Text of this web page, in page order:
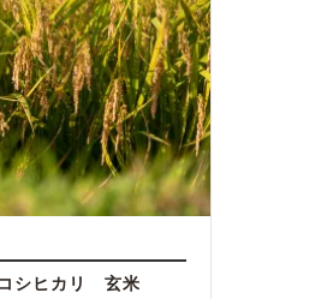
シヒカリ 玄米